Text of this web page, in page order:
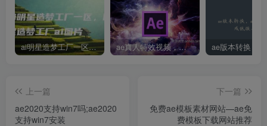
ai明星造梦工厂一区，明星造梦工厂ai图片 ae真人特效视频，大学生第一次做ppt怎么做
上一篇
ae2020支持win7吗;ae2020
支持win7安装
下一篇
免费ae模板素材网站—ae免
费模板下载网站推荐